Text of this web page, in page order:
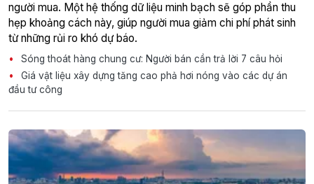
người mua. Một hệ thống dữ liệu minh bạch sẽ góp phần thu
hẹp khoảng cách này, giúp người mua giảm chi phí phát sinh
từ những rủi ro khó dự báo.
Sóng thoát hàng chung cư: Người bán cần trả lời 7 câu hỏi
Giá vật liệu xây dựng tăng cao phả hơi nóng vào các dự án
đầu tư công